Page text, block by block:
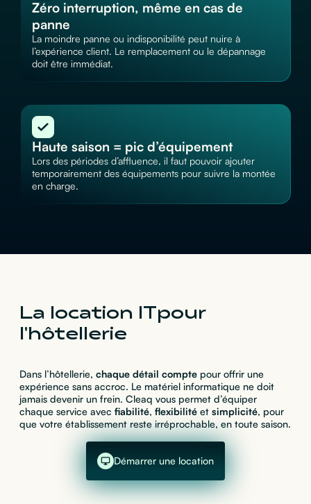
Zéro interruption, même en cas de
panne
La moindre panne ou indisponibilité peut nuire à
l’expérience client. Le remplacement ou le dépannage
doit être immédiat.
Haute saison = pic d’équipement
Lors des périodes d’affluence, il faut pouvoir ajouter
temporairement des équipements pour suivre la montée
en charge.
La location IT pour
l'hôtellerie
Dans l’hôtellerie, chaque détail comptepour offrir une
expérience sans accroc. Le matériel informatique ne doit
jamais devenir un frein. Cleaq vous permet d’équiper
chaque service avec fiabilité, flexibilitéet simplicité, pour
que votre établissement reste irréprochable, en toute saison.
Démarrer une location